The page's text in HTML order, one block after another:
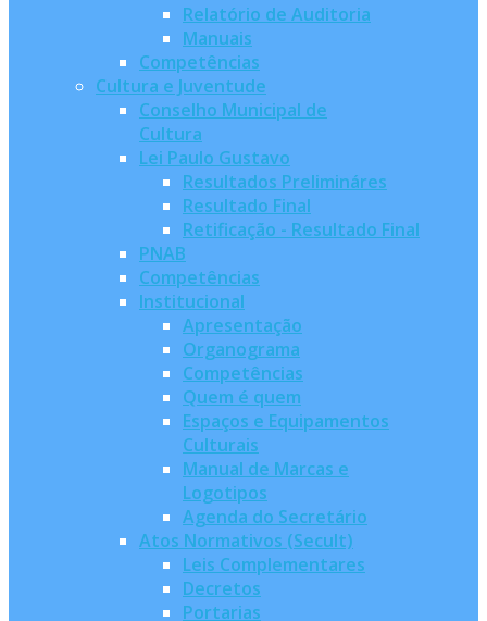
Relatório de Auditoria
Manuais
Competências
Cultura e Juventude
Conselho Municipal de
Cultura
Lei Paulo Gustavo
Resultados Prelimináres
Resultado Final
Retificação - Resultado Final
PNAB
Competências
Institucional
Apresentação
Organograma
Competências
Quem é quem
Espaços e Equipamentos
Culturais
Manual de Marcas e
Logotipos
Agenda do Secretário
Atos Normativos (Secult)
Leis Complementares
Decretos
Portarias